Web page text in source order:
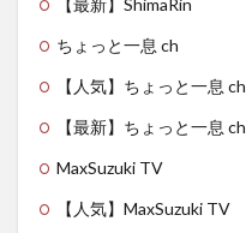
【最新】ShimaRin
ちょっと一息 ch
【人気】ちょっと一息 ch
【最新】ちょっと一息 ch
MaxSuzuki TV
【人気】MaxSuzuki TV